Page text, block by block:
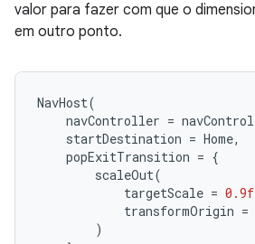
valor para fazer com que o
em outro ponto.
NavHost(
navController =
startDestination = Home,
popExitTransition = {
scaleOut(
targetScale = 0.9f
transformOrigin =
)